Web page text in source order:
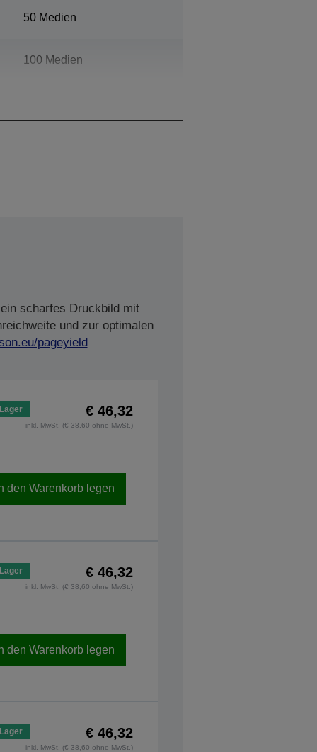
50 Medien
100 Medien
scharfes Druckbild mit
und zur optimalen
pageyield
€ 46,32
inkl. MwSt. (€ 38,60 ohne MwSt.)
den Warenkorb legen
€ 46,32
inkl. MwSt. (€ 38,60 ohne MwSt.)
den Warenkorb legen
€ 46,32
inkl. MwSt. (€ 38,60 ohne MwSt.)